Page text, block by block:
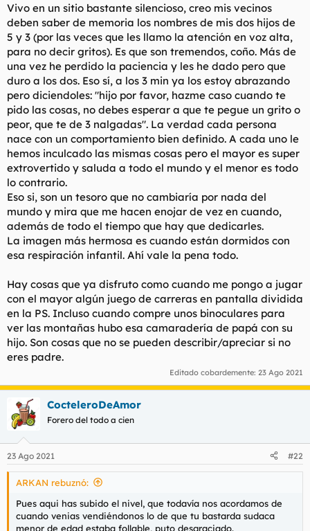
:
Vivo en un sitio bastante silencioso, creo mis vecinos
deben saber de memoria los nombres de mis dos hijos de
5 y 3 (por las veces que les llamo la atención en voz alta,
para no decir gritos). Es que son tremendos, coño. Más de
una vez he perdido la paciencia y les he dado pero que
duro a los dos. Eso sí, a los 3 min ya los estoy abrazando
pero diciendoles: "hijo por favor, hazme caso cuando te
pido las cosas, no debes esperar a que te pegue un grito o
peor, que te de 3 nalgadas". La verdad cada persona
nace con un comportamiento bien definido. A cada uno le
hemos inculcado las mismas cosas pero el mayor es super
extrovertido y saluda a todo el mundo y el menor es todo
lo contrario.
Eso si, son un tesoro que no cambiaría por nada del
mundo y mira que me hacen enojar de vez en cuando,
además de todo el tiempo que hay que dedicarles.
La imagen más hermosa es cuando están dormidos con
esa respiración infantil. Ahí vale la pena todo.
Hay cosas que ya disfruto como cuando me pongo a jugar
con el mayor algún juego de carreras en pantalla dividida
en la PS. Incluso cuando compre unos binoculares para
ver las montañas hubo esa camaradería de papá con su
hijo. Son cosas que no se pueden describir/apreciar si no
eres padre.
Editado cobardemente: 23 Ago 2021
CocteleroDeAmor
Forero del todo a cien
23 Ago 2021 #22
ARKAN rebuznó:
Pues aqui has subido el nivel, que todavía nos acordamos de
cuando venias vendiéndonos lo de que tu bastarda sudaca
menor de edad estaba follable, puto desgraciado.